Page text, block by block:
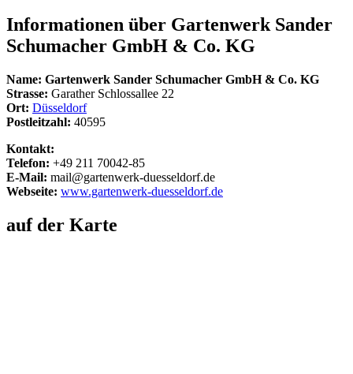
Informationen über Gartenwerk Sander
Schumacher GmbH & Co. KG
Name: Gartenwerk Sander Schumacher GmbH & Co. KG
Strasse: Garather Schlossallee 22
Ort: Düsseldorf
Postleitzahl: 40595
Kontakt:
Telefon: +49 211 70042-85
E-Mail: mail@gartenwerk-duesseldorf.de
Webseite: www.gartenwerk-duesseldorf.de
auf der Karte